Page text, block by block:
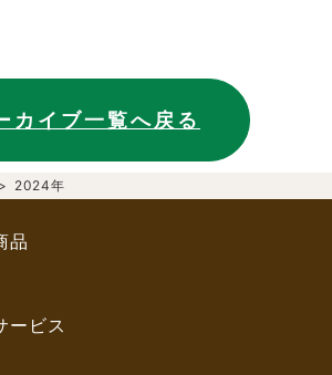
> 2024年
カイブ一覧へ戻る
品
ービス